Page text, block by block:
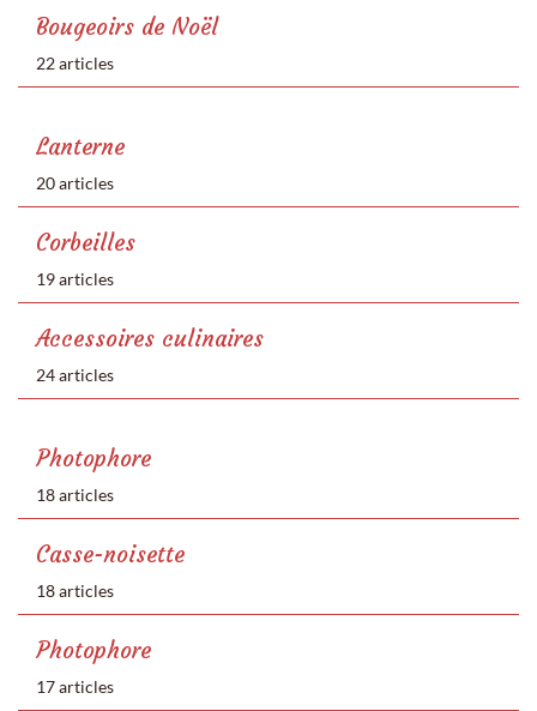
Bougeoirs de Noël
22 articles
Lanterne
20 articles
Corbeilles
19 articles
Accessoires culinaires
24 articles
Photophore
18 articles
Casse-noisette
18 articles
Photophore
17 articles